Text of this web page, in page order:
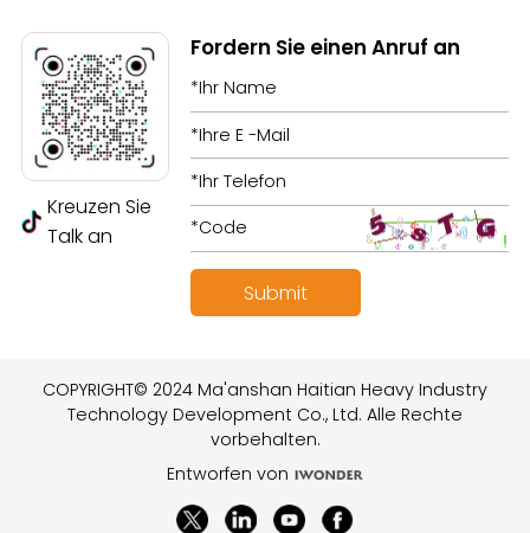
Kreuzen Sie
Talk an
Fordern Sie einen Anruf an
COPYRIGHT© 2024 Ma'anshan Haitian Heavy Industry
Technology Development Co., Ltd. Alle Rechte
vorbehalten.
Entworfen von